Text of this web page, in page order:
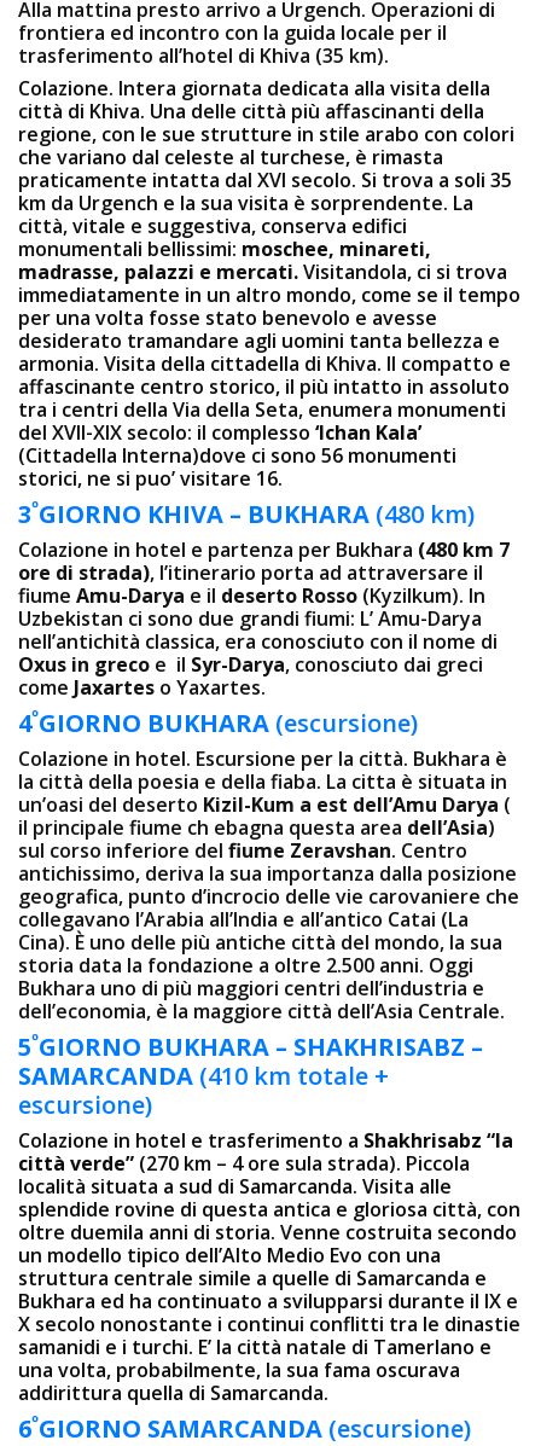
Alla mattina presto arrivo a Urgench. Operazioni di
frontiera ed incontro con la guida locale per il
trasferimento all’hotel di Khiva (35 km).
Colazione. Intera giornata dedicata alla visita della
città di Khiva. Una delle città più affascinanti della
regione, con le sue strutture in stile arabo con colori
che variano dal celeste al turchese, è rimasta
praticamente intatta dal XVI secolo. Si trova a soli 35
km da Urgench e la sua visita è sorprendente. La
città, vitale e suggestiva, conserva edifici
monumentali bellissimi: moschee, minareti,
madrasse, palazzi e mercati.Visitandola, ci si trova
immediatamente in un altro mondo, come se il tempo
per una volta fosse stato benevolo e avesse
desiderato tramandare agli uomini tanta bellezza e
armonia. Visita della cittadella di Khiva. Il compatto e
affascinante centro storico, il più intatto in assoluto
tra i centri della Via della Seta, enumera monumenti
del XVII-XIX secolo: il complesso ‘Ichan Kala’
(Cittadella Interna)dove ci sono 56 monumenti
storici, ne si puo’ visitare 16.
3ºGIORNO KHIVA – BUKHARA (480 km)
Colazione in hotel e partenza per Bukhara (480 km 7
ore di strada), l’itinerario porta ad attraversare il
fiume Amu-Darya e il deserto Rosso (Kyzilkum). In
Uzbekistan ci sono due grandi fiumi: L’ Amu-Darya
nell’antichità classica, era conosciuto con il nome di
Oxus in greco e il Syr-Darya, conosciuto dai greci
come Jaxartes o Yaxartes.
4ºGIORNO BUKHARA (escursione)
Colazione in hotel. Escursione per la città. Bukhara è
la città della poesia e della fiaba. La cittа è situata in
un’oasi del deserto Kizil-Kum a est dell’Amu Darya (
il principale fiume ch ebagna questa area dell’Asia)
sul corso inferiore del fiume Zeravshan. Centro
antichissimo, deriva la sua importanza dalla posizione
geografica, punto d’incrocio delle vie carovaniere che
collegavano l’Arabia all’India e all’antico Catai (La
Cina). È uno delle più antiche città del mondo, la sua
storia data la fondazione a oltre 2.500 anni. Oggi
Bukhara uno di più maggiori centri dell’industria e
dell’economia, è la maggiore città dell’Asia Centrale.
5ºGIORNO BUKHARA – SHAKHRISABZ –
SAMARCANDA (410 km totale +
escursione)
Colazione in hotel e trasferimento a Shakhrisabz “la
città verde” (270 km – 4 ore sula strada). Piccola
località situata a sud di Samarcanda. Visita alle
splendide rovine di questa antica e gloriosa città, con
oltre duemila anni di storia. Venne costruita secondo
un modello tipico dell’Alto Medio Evo con una
struttura centrale simile a quelle di Samarcanda e
Bukhara ed ha continuato a svilupparsi durante il IX e
X secolo nonostante i continui conflitti tra le dinastie
samanidi e i turchi. E’ la città natale di Tamerlano e
una volta, probabilmente, la sua fama oscurava
addirittura quella di Samarcanda.
6ºGIORNO SAMARCANDA (escursione)